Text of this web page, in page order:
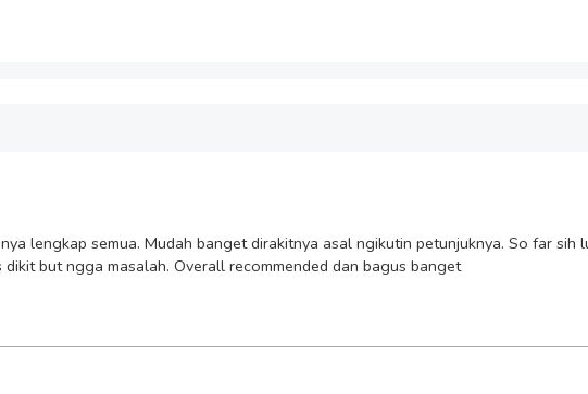
lengkap semua. Mudah banget dirakitnya asal ngikutin petunjuknya. So far sih
but ngga masalah. Overall recommended dan bagus banget